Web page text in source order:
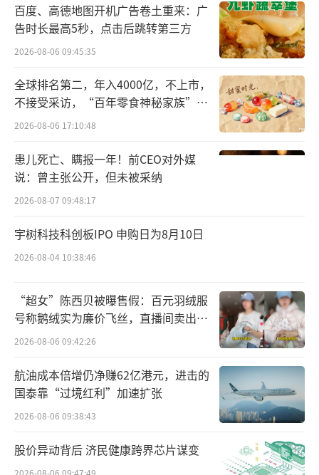
千禾味业系主打零添加调味料产品的企业
之一。零添加调味料的兴起，缘于2022年海天
味业“添加剂”风波。该事件后，以“零添
加”酱油为代表的调味剂开始受消费者追求。
早在2007年，千禾味业就提出了“零添
加”概念，但对此概念事实上一直争议不断。2
008年，千禾味业推出首款“零添加”产品。此
后，千禾味业便围绕“零添加”概念注册一系
列商标。
中国营养学会副理事长、北京大学公共卫
生学院营养与食品卫生学系主任马冠生也曾公
开表示，当今的食品工业领域很难做到“零添
加”，食品生产、加工过程中不可避免要使用
加”，实际上就是伪概念。
值得一提的是，早在2020年7月，国家市场
监管总局就发布《食品标识监督管理办法（征
求意见稿）》，其中明确指出，对于食品中不
百度、高德地图开机广告卷土重来：广
告时长最高5秒，点击后跳转第三方
2026-08-06 09:45:35
全球排名第二，年入4000亿，不上市，
不接受采访，“百年零食神秘家族”浮
出水面？
2026-08-06 17:10:48
患儿死亡、瞒报一年！前CEO对外媒
说：曾主张公开，但未被采纳
2026-08-07 09:48:17
宇树科技科创板IPO 申购日为8月10日
2026-08-04 10:38:46
“超女”陈西贝被曝售假：百元羽绒服
号称鹅绒实为廉价飞丝，直播间卖出超
百万元
2026-08-06 09:42:26
航油成本倍增仍净赚62亿港元，进击的
国泰靠“过境红利”加速扩张
2026-08-06 09:38:43
股价异动背后 济民健康跨界芯片谋变
2026-08-06 09:47:49